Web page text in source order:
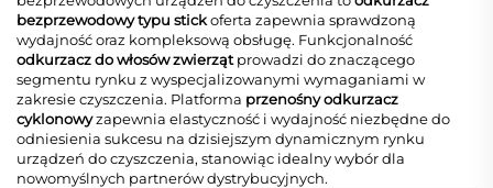
bezprzewodowy typu stickoferta zapewnia sprawdzoną
wydajność oraz kompleksową obsługę. Funkcjonalność
odkurzacz do włosów zwierząt prowadzi do znaczącego
segmentu rynku z wyspecjalizowanymi wymaganiami w
zakresie czyszczenia. Platforma przenośny odkurzacz
cyklonowyzapewnia elastyczność i wydajność niezbędne do
odniesienia sukcesu na dzisiejszym dynamicznym rynku
urządzeń do czyszczenia, stanowiąc idealny wybór dla
nowomyślnych partnerów dystrybucyjnych.